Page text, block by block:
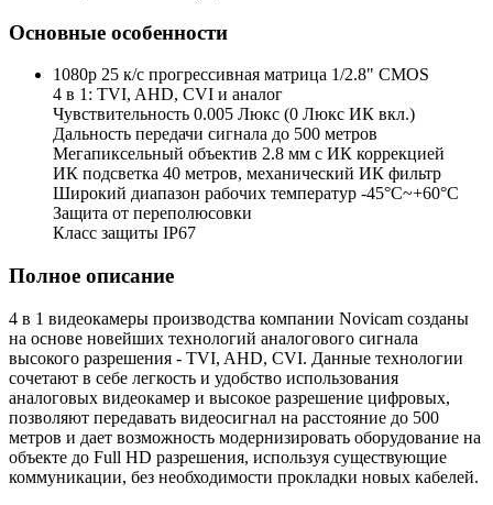
Основные особенности
1080p 25 к/с прогрессивная матрица 1/2.8" CMOS
4 в 1: TVI, AHD, CVI и аналог
Чувствительность 0.005 Люкс (0 Люкс ИК вкл.)
Дальность передачи сигнала до 500 метров
Мегапиксельный объектив 2.8 мм с ИК коррекцией
ИК подсветка 40 метров, механический ИК фильтр
Широкий диапазон рабочих температур -45°С~+60°С
Защита от переполюсовки
Класс защиты IP67
Полное описание
4 в 1 видеокамеры производства компании Novicam созданы
на основе новейших технологий аналогового сигнала
высокого разрешения - TVI, AHD, CVI. Данные технологии
сочетают в себе легкость и удобство использования
аналоговых видеокамер и высокое разрешение цифровых,
позволяют передавать видеосигнал на расстояние до 500
метров и дает возможность модернизировать оборудование на
объекте до Full HD разрешения, используя существующие
коммуникации, без необходимости прокладки новых кабелей.